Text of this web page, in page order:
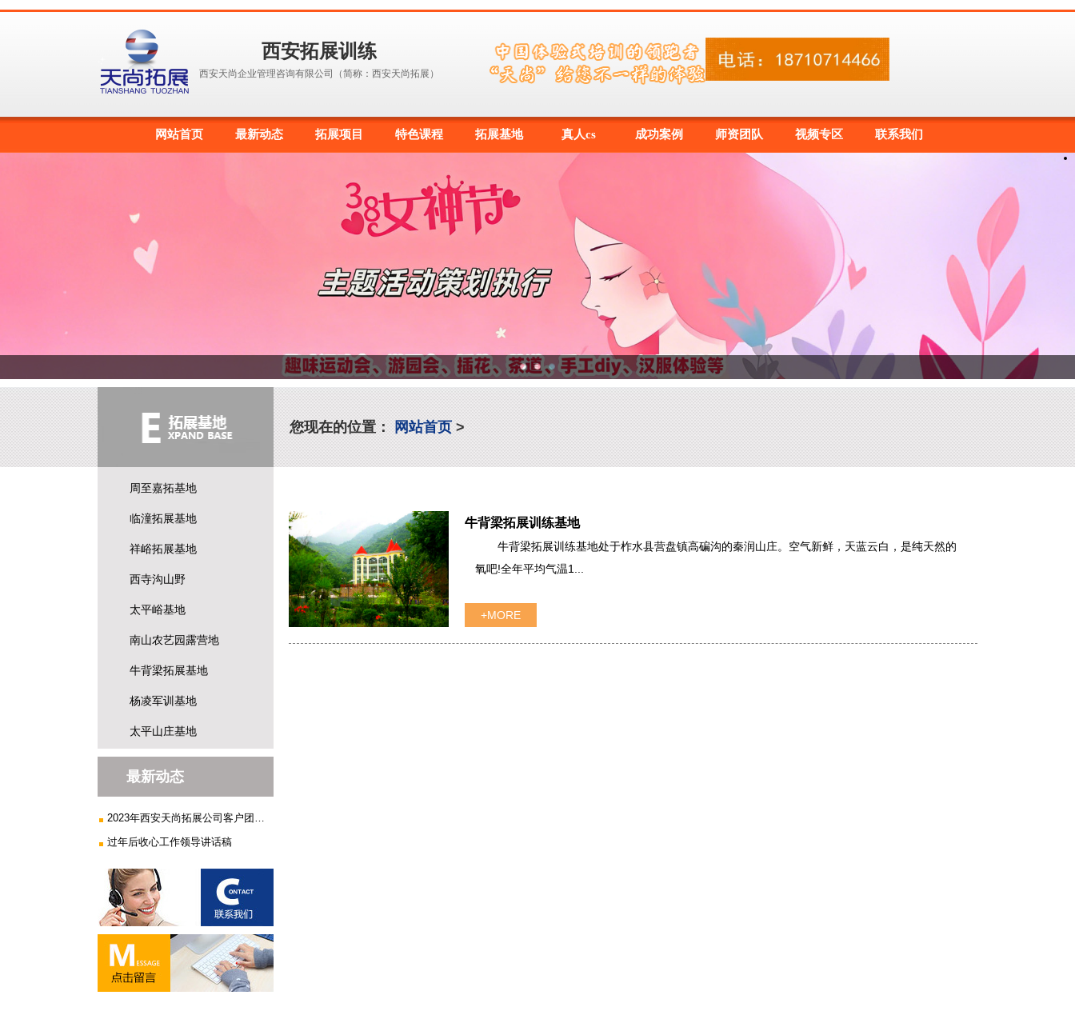
西安拓展训练
西安天尚企业管理咨询有限公司（简称：西安天尚拓展）
网站首页 最新动态 拓展项目 特色课程 拓展基地 真人cs 成功案例 师资团队 视频专区 联系我们
周至嘉拓基地
临潼拓展基地
祥峪拓展基地
西寺沟山野
太平峪基地
南山农艺园露营地
牛背梁拓展基地
杨凌军训基地
太平山庄基地
最新动态
过年后收心工作领导讲话稿
您现在的位置： 网站首页 >
牛背梁拓展训练基地
牛背梁拓展训练基地处于柞水县营盘镇高碥沟的秦润山庄。空气新鲜，天蓝云白，是纯天然的
氧吧!全年平均气温1...
+MORE